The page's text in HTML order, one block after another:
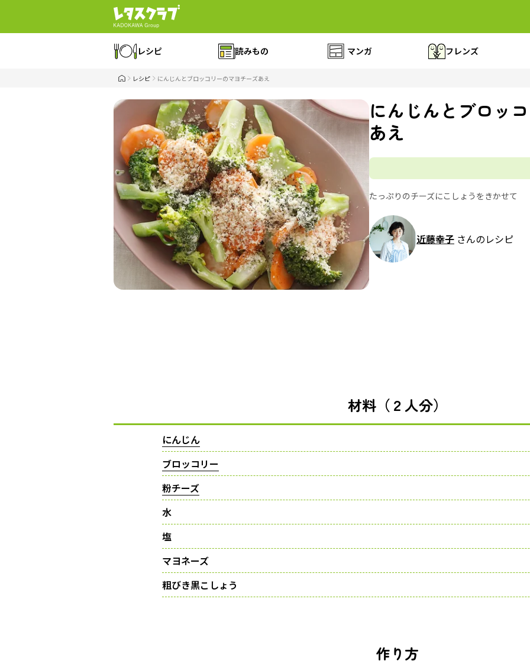
レシピ 読みもの マンガ フレンズ
レシピ にんじんとブロッコリーのマヨチーズあえ
にんじんとブロッ
あえ
たっぷりのチーズにこしょうをきかせて
近藤幸子 さんのレシピ
材料（２人分）
にんじん
ブロッコリー
粉チーズ
水
塩
マヨネーズ
粗びき黒こしょう
作り方